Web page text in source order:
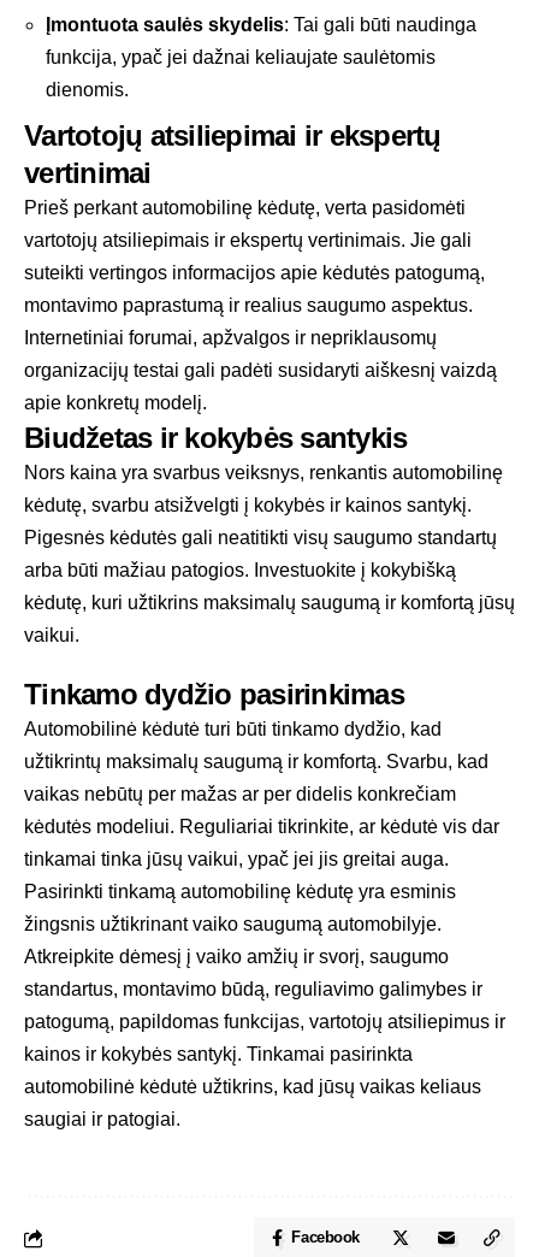
Įmontuota saulės skydelis: Tai gali būti naudinga
funkcija, ypač jei dažnai keliaujate saulėtomis
dienomis.
Vartotojų atsiliepimai ir ekspertų
vertinimai
Prieš perkant automobilinę kėdutę, verta pasidomėti
vartotojų atsiliepimais ir ekspertų vertinimais. Jie gali
suteikti vertingos informacijos apie kėdutės patogumą,
montavimo paprastumą ir realius saugumo aspektus.
Internetiniai forumai, apžvalgos ir nepriklausomų
organizacijų testai gali padėti susidaryti aiškesnį vaizdą
apie konkretų modelį.
Biudžetas ir kokybės santykis
Nors kaina yra svarbus veiksnys, renkantis automobilinę
kėdutę, svarbu atsižvelgti į kokybės ir kainos santykį.
Pigesnės kėdutės gali neatitikti visų saugumo standartų
arba būti mažiau patogios. Investuokite į kokybišką
kėdutę, kuri užtikrins maksimalų saugumą ir komfortą jūsų
vaikui.
Tinkamo dydžio pasirinkimas
Automobilinė kėdutė turi būti tinkamo dydžio, kad
užtikrintų maksimalų saugumą ir komfortą. Svarbu, kad
vaikas nebūtų per mažas ar per didelis konkrečiam
kėdutės modeliui. Reguliariai tikrinkite, ar kėdutė vis dar
tinkamai tinka jūsų vaikui, ypač jei jis greitai auga.
Pasirinkti tinkamą automobilinę kėdutę yra esminis
žingsnis užtikrinant vaiko saugumą automobilyje.
Atkreipkite dėmesį į vaiko amžių ir svorį, saugumo
standartus, montavimo būdą, reguliavimo galimybes ir
patogumą, papildomas funkcijas, vartotojų atsiliepimus ir
kainos ir kokybės santykį. Tinkamai pasirinkta
automobilinė kėdutė užtikrins, kad jūsų vaikas keliaus
saugiai ir patogiai.
Facebook